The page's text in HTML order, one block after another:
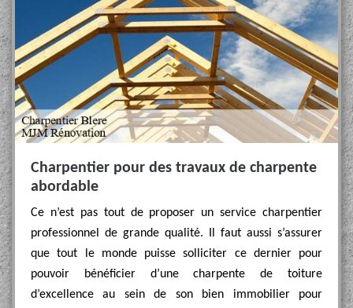
Charpentier pour des travaux de charpente
abordable
Ce n’est pas tout de proposer un service charpentier
professionnel de grande qualité. Il faut aussi s’assurer
que tout le monde puisse solliciter ce dernier pour
pouvoir bénéficier d’une charpente de toiture
d’excellence au sein de son bien immobilier pour